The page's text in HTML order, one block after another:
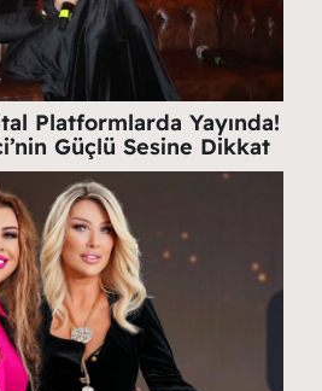
Platformlarda Yayında!
Güçlü Sesine Dikkat